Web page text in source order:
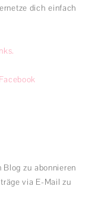
dich einfach
Blog zu abonnieren
via E-Mail zu